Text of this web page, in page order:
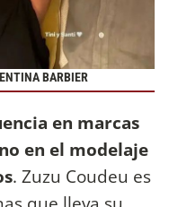
BARBIER
en marcas
en el modelaje
. Zuzu Coudeu es